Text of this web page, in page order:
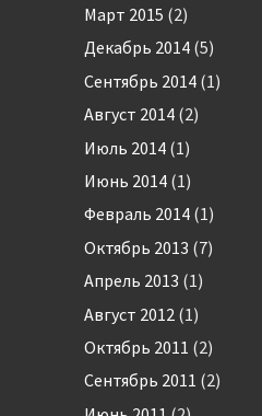
Март 2015 (2)
Декабрь 2014 (5)
Сентябрь 2014 (1)
Август 2014 (2)
Июль 2014 (1)
Июнь 2014 (1)
Февраль 2014 (1)
Октябрь 2013 (7)
Апрель 2013 (1)
Август 2012 (1)
Октябрь 2011 (2)
Сентябрь 2011 (2)